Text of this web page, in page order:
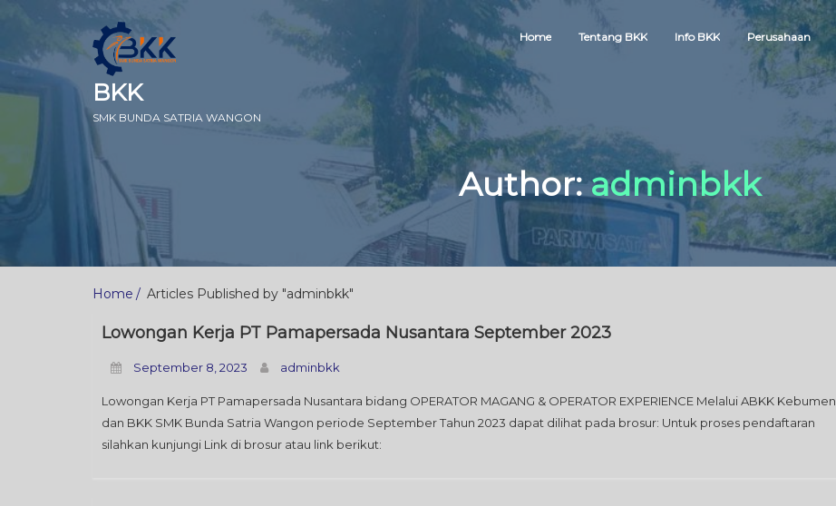
BKK
SMK BUNDA SATRIA WANGON
Home Tentang BKK Info BKK Perusahaan
Author:adminbkk
Home Articles Published by "adminbkk"
Lowongan Kerja PT Pamapersada Nusantara September 2023
September 8, 2023 adminbkk
Lowongan Kerja PT Pamapersada Nusantara bidang OPERATOR MAGANG & OPERATOR EXPERIENCE Melalui ABKK Kebumen
dan BKK SMK Bunda Satria Wangon periode September Tahun 2023 dapat dilihat pada brosur: Untuk proses pendaftaran
silahkan kunjungi Link di brosur atau link berikut: